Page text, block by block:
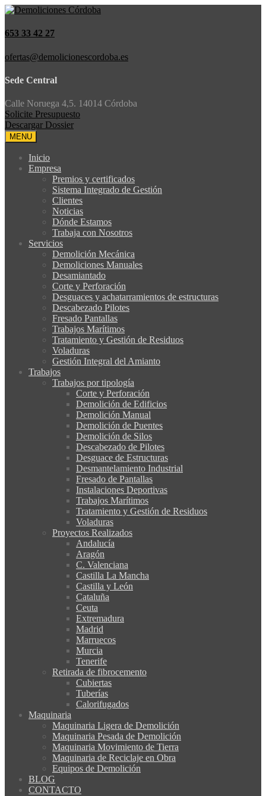
653 33 42 27
ofertas@demolicionescordoba.es
Sede Central
Calle Noruega 4,5. 14014 Córdoba
Solicite Presupuesto
Descargar Dossier
MENU
Inicio
Empresa
Premios y certificados
Sistema Integrado de Gestión
Clientes
Noticias
Dónde Estamos
Trabaja con Nosotros
Servicios
Demolición Mecánica
Demoliciones Manuales
Desamiantado
Corte y Perforación
Desguaces y achatarramientos de estructuras
Descabezado Pilotes
Fresado Pantallas
Trabajos Marítimos
Tratamiento y Gestión de Residuos
Voladuras
Gestión Integral del Amianto
Trabajos
Trabajos por tipología
Corte y Perforación
Demolición de Edificios
Demolición Manual
Demolición de Puentes
Demolición de Silos
Descabezado de Pilotes
Desguace de Estructuras
Desmantelamiento Industrial
Fresado de Pantallas
Instalaciones Deportivas
Trabajos Marítimos
Tratamiento y Gestión de Residuos
Voladuras
Proyectos Realizados
Andalucía
Aragón
C. Valenciana
Castilla La Mancha
Castilla y León
Cataluña
Ceuta
Extremadura
Madrid
Marruecos
Murcia
Tenerife
Retirada de fibrocemento
Cubiertas
Tuberías
Calorifugados
Maquinaria
Maquinaria Ligera de Demolición
Maquinaria Pesada de Demolición
Maquinaria Movimiento de Tierra
Maquinaria de Reciclaje en Obra
Equipos de Demolición
BLOG
CONTACTO